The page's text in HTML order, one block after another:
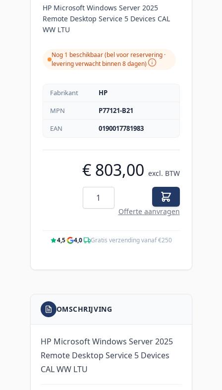
HP Microsoft Windows Server 2025
Remote Desktop Service 5 Devices CAL
WW LTU
Nog 1 beschikbaar (bel voor reservering ·
levering verwacht binnen 8 dagen)
Fabrikant
HP
MPN
P77121-B21
EAN
0190017781983
€ 803,00 excl. BTW
Aantal
Offerte aanvragen
4,5· 4,0· Gratis verzending vanaf €250
OMSCHRIJVING
HP Microsoft Windows Server 2025
Remote Desktop Service 5 Devices
CAL WW LTU